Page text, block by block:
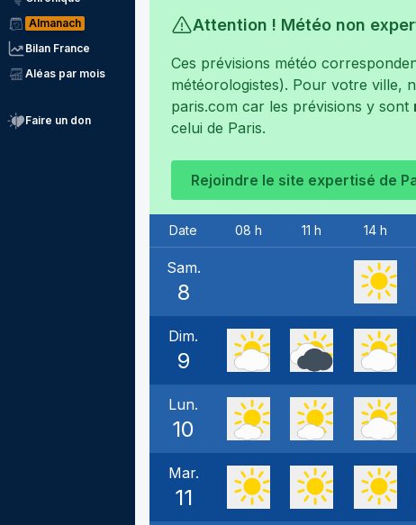
Almanach
Bilan France
Aléas par mois
Faire un don
Attention ! Météo non
Ces prévisions météo
météorologistes). Pour votre ville,
paris.com car les prévisions y sont
celui de Paris.
Rejoindre le site expertisé de
Date 08 h 11 h 14 h
Sam.
8
Dim.
9
Lun.
10
Mar.
11